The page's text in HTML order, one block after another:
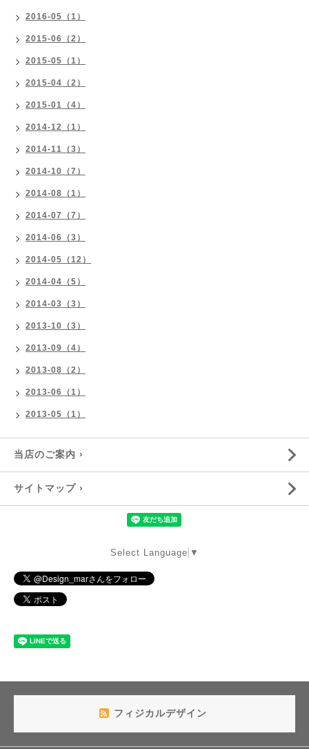
2016-05（1）
2015-06（2）
2015-05（1）
2015-04（2）
2015-01（4）
2014-12（1）
2014-11（3）
2014-10（7）
2014-08（1）
2014-07（7）
2014-06（3）
2014-05（12）
2014-04（5）
2014-03（3）
2013-10（3）
2013-09（4）
2013-08（2）
2013-06（1）
2013-05（1）
当店のご案内 ›
サイトマップ ›
Select Language ▼
フィジカルデザイン